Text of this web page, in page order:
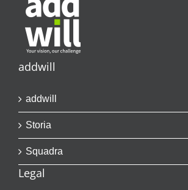
addwill
addwill
Storia
Squadra
Legal